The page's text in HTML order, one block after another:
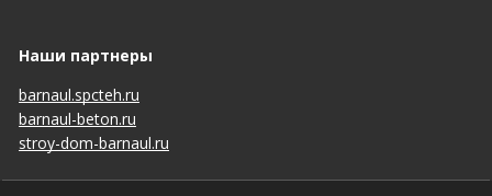
Наши партнеры
barnaul.spcteh.ru
barnaul-beton.ru
stroy-dom-barnaul.ru